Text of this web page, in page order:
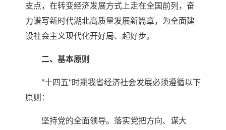
支点，在转变经济发展方式上走在全国前列，奋
力谱写新时代湖北高质量发展新篇章，为全面建
设社会主义现代化开好局、起好步。
二、基本原则
"十四五"时期我省经济社会发展必须遵循以下
原则：
坚持党的全面领导。落实党把方向、谋大